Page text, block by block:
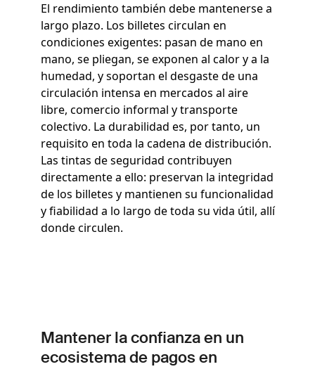
El rendimiento también debe mantenerse a
largo plazo. Los billetes circulan en
condiciones exigentes: pasan de mano en
mano, se pliegan, se exponen al calor y a la
humedad, y soportan el desgaste de una
circulación intensa en mercados al aire
libre, comercio informal y transporte
colectivo. La durabilidad es, por tanto, un
requisito en toda la cadena de distribución.
Las tintas de seguridad contribuyen
directamente a ello: preservan la integridad
de los billetes y mantienen su funcionalidad
y fiabilidad a lo largo de toda su vida útil, allí
donde circulen.
Mantener la confianza en un
ecosistema de pagos en